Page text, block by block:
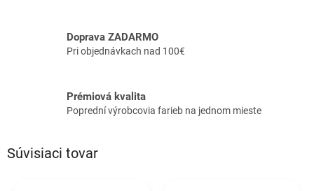
Doprava ZADARMO
Pri objednávkach nad 100€
Prémiová kvalita
Poprední výrobcovia farieb na jednom mieste
Súvisiaci tovar